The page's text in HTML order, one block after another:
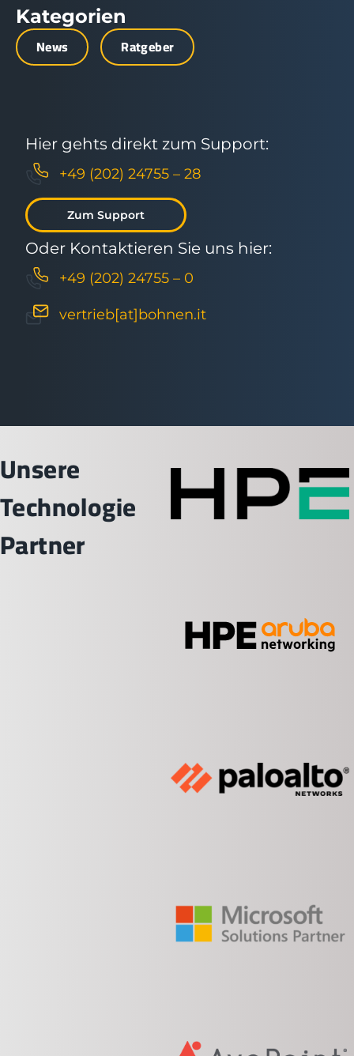
Kategorien
News Ratgeber
Hier gehts direkt zum Support:
+49 (202) 24755 – 28
Zum Support
Oder Kontaktieren Sie uns hier:
+49 (202) 24755 – 0
vertrieb[at]bohnen.it
Unsere
Technologie
Partner